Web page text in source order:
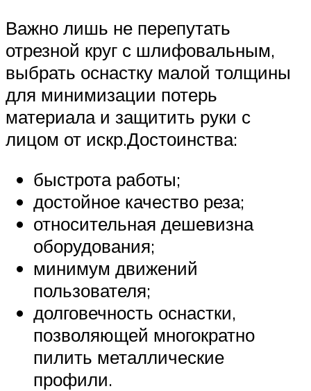
Важно лишь не перепутать
отрезной круг с шлифовальным,
выбрать оснастку малой толщины
для минимизации потерь
материала и защитить руки с
лицом от искр.Достоинства:
быстрота работы;
достойное качество реза;
относительная дешевизна
оборудования;
минимум движений
пользователя;
долговечность оснастки,
позволяющей многократно
пилить металлические
профили.